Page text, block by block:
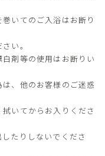
いてのご入浴はお断り
い。
剤等の使用はお断りい
、他のお客様のご迷惑
いてからお入りくださ
たりしないでくださ